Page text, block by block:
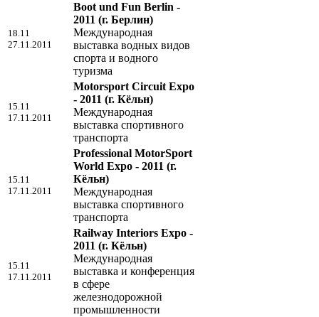
18.11
27.11.2011
Boot und Fun Berlin -
2011 (г. Берлин)
Международная
выставка водных видов
спорта и водного
туризма
15.11
17.11.2011
Motorsport Circuit Expo
- 2011 (г. Кёльн)
Международная
выставка спортивного
транспорта
15.11
17.11.2011
Professional MotorSport
World Expo - 2011 (г.
Кёльн)
Международная
выставка спортивного
транспорта
15.11
17.11.2011
Railway Interiors Expo -
2011 (г. Кёльн)
Международная
выставка и конференция
в сфере
железнодорожной
промышленности